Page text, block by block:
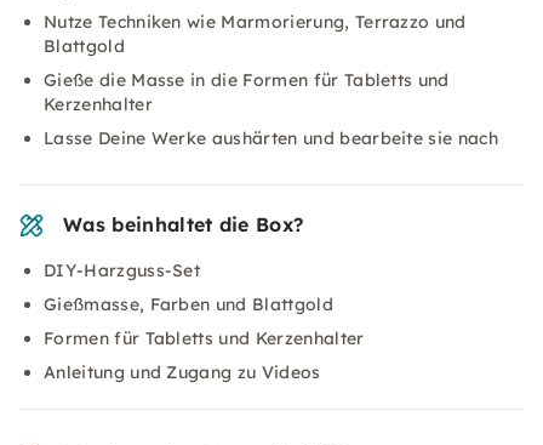
Nutze Techniken wie Marmorierung, Terrazzo und
Blattgold
Gieße die Masse in die Formen für Tabletts und
Kerzenhalter
Lasse Deine Werke aushärten und bearbeite sie nach
Was beinhaltet die Box?
DIY-Harzguss-Set
Gießmasse, Farben und Blattgold
Formen für Tabletts und Kerzenhalter
Anleitung und Zugang zu Videos